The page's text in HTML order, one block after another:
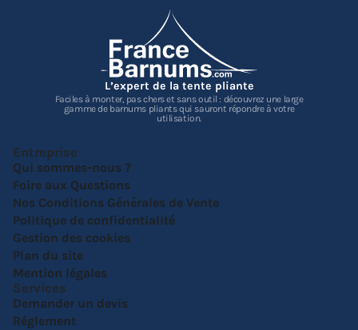
L’expert de la tente pliante
Faciles à monter, pas chers et sans outil : découvrez une large
gamme de barnums pliants qui sauront répondre à votre
utilisation.
Entreprise
Qui sommes-nous ?
Foire aux Questions
Nos Conditions Générales de Vente
Politique de confidentialité
Gestion des cookies
Plan du site
Mention légales
Services
Demander un devis
Réglement